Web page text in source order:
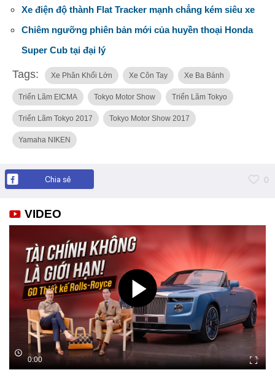
Xe điện độ thành Flat Tracker mạnh chẳng kém siêu xe
Chiêm ngưỡng phiên bản mới của huyền thoại Honda
Super Cub tại đại lý
Tags: Xe Phân Khối Lớn Xe Côn Tay Xe Ba Bánh
Triển Lãm EICMA Tokyo Motor Show Triển Lãm Tokyo
Triển Lãm Tokyo 2017 Tokyo Motor Show 2017
Yamaha NIKEN
Chia sẻ 0
VIDEO
0:00